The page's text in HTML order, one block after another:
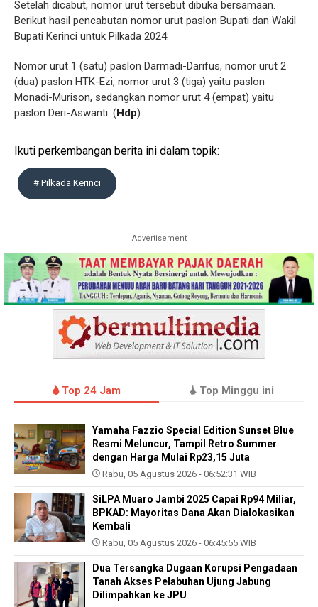
Setelah dicabut, nomor urut tersebut dibuka bersamaan.
Berikut hasil pencabutan nomor urut paslon Bupati dan Wakil
Bupati Kerinci untuk Pilkada 2024:
Nomor urut 1 (satu) paslon Darmadi-Darifus, nomor urut 2
(dua) paslon HTK-Ezi, nomor urut 3 (tiga) yaitu paslon
Monadi-Murison, sedangkan nomor urut 4 (empat) yaitu
paslon Deri-Aswanti. (Hdp)
Ikuti perkembangan berita ini dalam topik:
# Pilkada Kerinci
Advertisement
Top 24 Jam Top Minggu ini
Yamaha Fazzio Special Edition Sunset Blue
Resmi Meluncur, Tampil Retro Summer
dengan Harga Mulai Rp23,15 Juta
Rabu, 05 Agustus 2026 - 06:52:31 WIB
SiLPA Muaro Jambi 2025 Capai Rp94 Miliar,
BPKAD: Mayoritas Dana Akan Dialokasikan
Kembali
Rabu, 05 Agustus 2026 - 06:45:55 WIB
Dua Tersangka Dugaan Korupsi Pengadaan
Tanah Akses Pelabuhan Ujung Jabung
Dilimpahkan ke JPU